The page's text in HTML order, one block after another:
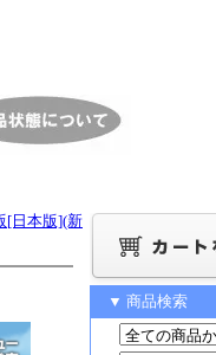
[日本版](新
▼ 商品検索